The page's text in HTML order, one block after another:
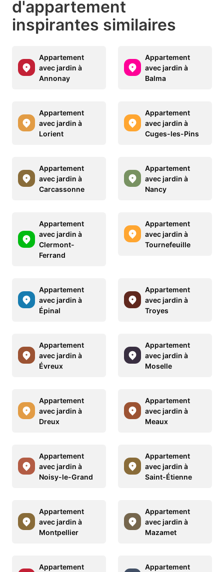
d'appartement
inspirantes similaires
Appartement
avec jardin à
Annonay
Appartement
avec jardin à
Balma
Appartement
avec jardin à
Lorient
Appartement
avec jardin à
Cuges-les-Pins
Appartement
avec jardin à
Carcassonne
Appartement
avec jardin à
Nancy
Appartement
avec jardin à
Clermont-
Ferrand
Appartement
avec jardin à
Tournefeuille
Appartement
avec jardin à
Épinal
Appartement
avec jardin à
Troyes
Appartement
avec jardin à
Évreux
Appartement
avec jardin à
Moselle
Appartement
avec jardin à
Dreux
Appartement
avec jardin à
Meaux
Appartement
avec jardin à
Noisy-le-Grand
Appartement
avec jardin à
Saint-Étienne
Appartement
avec jardin à
Montpellier
Appartement
avec jardin à
Mazamet
Appartement
Appartement